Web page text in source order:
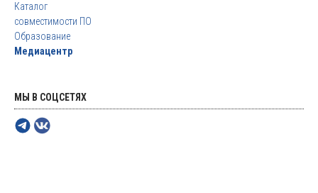
Каталог
совместимости ПО
Образование
Медиацентр
МЫ В СОЦСЕТЯХ